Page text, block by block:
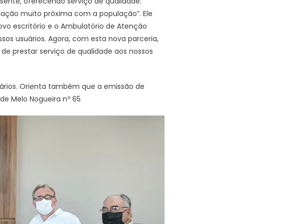
muito próxima com a população”. Ele
escritório e o Ambulatório de Atenção
usuários. Agora, com esta nova parceria,
prestar serviço de qualidade aos nossos
Orienta também que a emissão de
Melo Nogueira nº 65